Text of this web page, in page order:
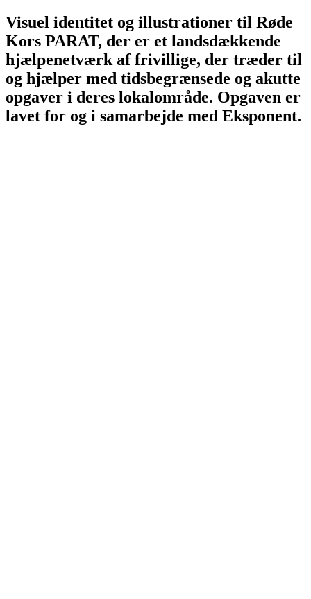
Visuel identitet og illustrationer til Røde
Kors PARAT, der er et landsdækkende
hjælpenetværk af frivillige, der træder til
og hjælper med tidsbegrænsede og akutte
opgaver i deres lokalområde. Opgaven er
lavet for og i samarbejde med Eksponent.